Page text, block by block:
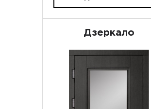
Дзеркало